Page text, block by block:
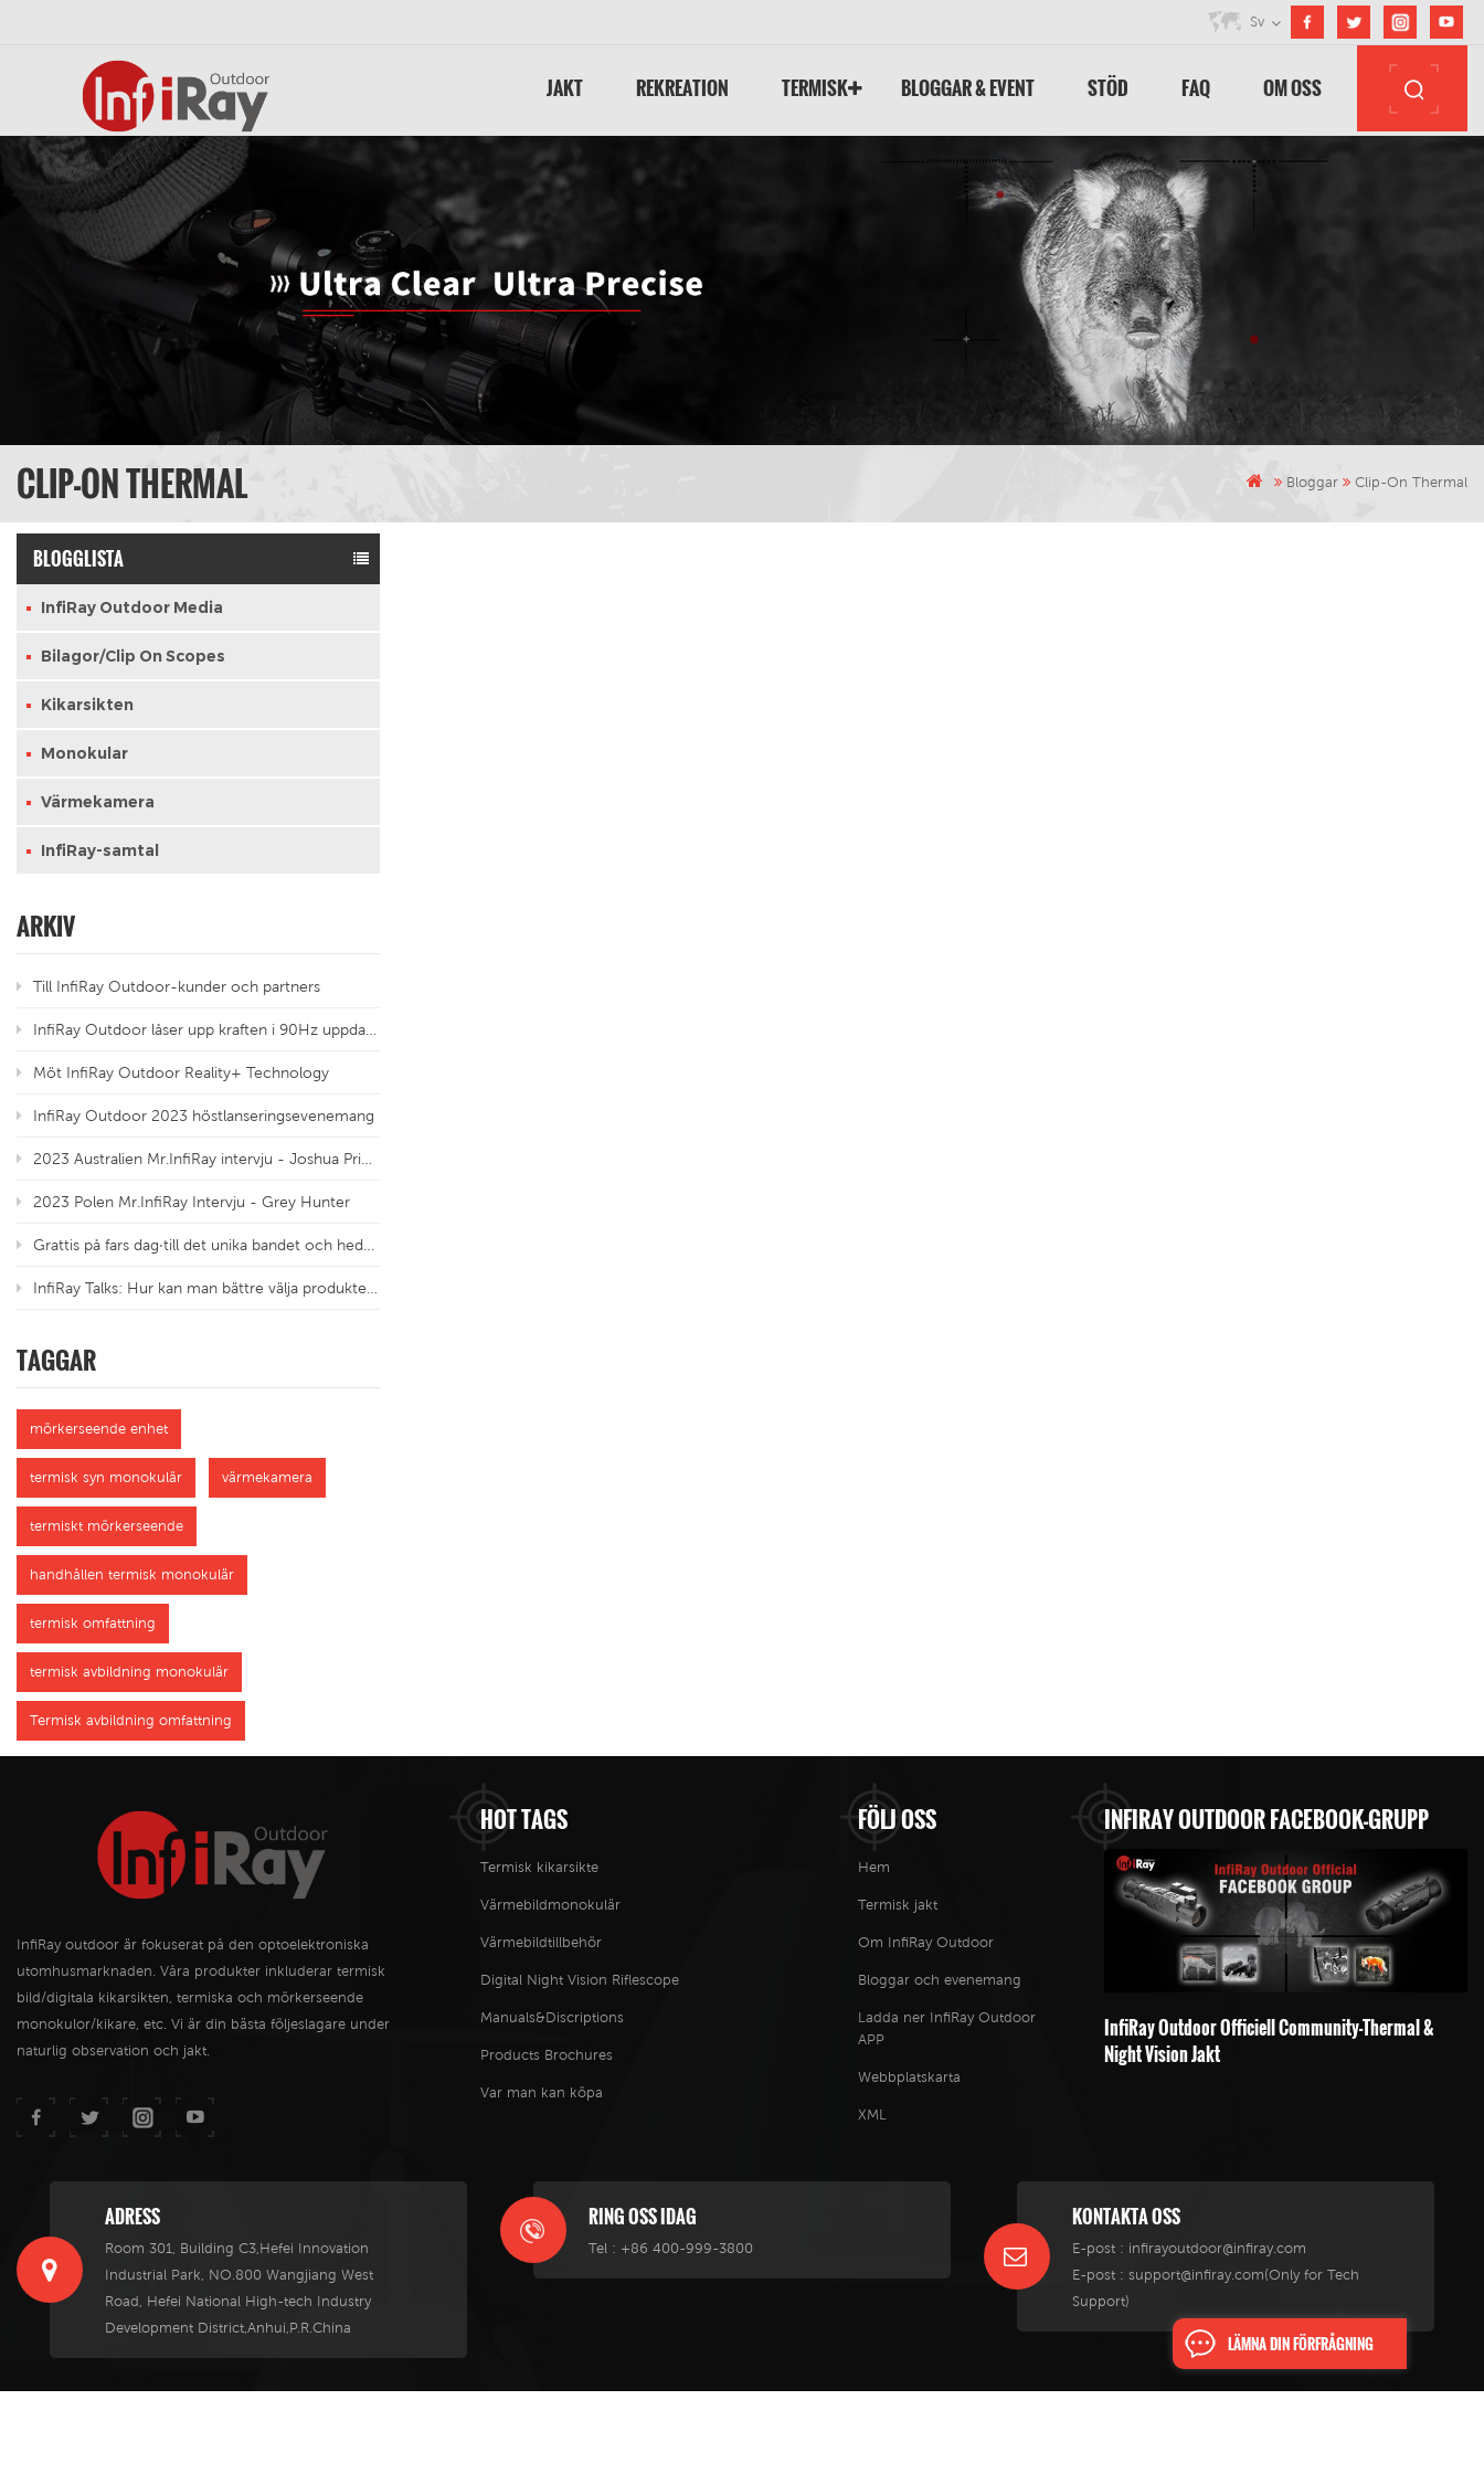
Sv
JAKT REKREATION TERMISK BLOGGAR & EVENT STÖD FAQ OM OSS
CLIP-ON THERMAL Bloggar Clip-On Thermal
BLOGGLISTA
InfiRay Outdoor Media
Bilagor/Clip On Scopes
Kikarsikten
Monokular
Värmekamera
InfiRay-samtal
ARKIV
Till InfiRay Outdoor-kunder och partners
InfiRay Outdoor låser upp kraften i 90Hz uppdateringsfrekvens
Möt InfiRay Outdoor Reality+ Technology
InfiRay Outdoor 2023 höstlanseringsevenemang
2023 Australien Mr.InfiRay intervju - Joshua Priebbenow
2023 Polen Mr.InfiRay Intervju - Grey Hunter
Grattis på fars dag·till det unika bandet och hedrade traditioner
InfiRay Talks: Hur kan man bättre välja produkter med olika upplösningar för termiska sensorer?
TAGGAR
mörkerseende enhet
termisk syn monokulär värmekamera
termiskt mörkerseende
handhållen termisk monokulär
termisk omfattning
termisk avbildning monokulär
Termisk avbildning omfattning
InfiRay outdoor är fokuserat på den optoelektroniska
utomhusmarknaden. Våra produkter inkluderar termisk
bild/digitala kikarsikten, termiska och mörkerseende
monokulor/kikare, etc. Vi är din bästa följeslagare under
naturlig observation och jakt.
HOT TAGS
Termisk kikarsikte
Värmebildmonokulär
Värmebildtillbehör
Digital Night Vision Riflescope
Manuals&Discriptions
Products Brochures
Var man kan köpa
FÖLJ OSS
Hem
Termisk jakt
Om InfiRay Outdoor
Bloggar och evenemang
Ladda ner InfiRay Outdoor
APP
Webbplatskarta
XML
INFIRAY OUTDOOR FACEBOOK-GRUPP
InfiRay Outdoor Officiell Community-Thermal &
Night Vision Jakt
ADRESS
Room 301, Building C3,Hefei Innovation
Industrial Park, NO.800 Wangjiang West
Road, Hefei National High-tech Industry
Development District,Anhui,P.R.China
RING OSS IDAG
Tel : +86 400-999-3800
KONTAKTA OSS
E-post : infirayoutdoor@infiray.com
E-post : support@infiray.com(Only for Tech
Support)
LÄMNA DIN FÖRFRÅGNING